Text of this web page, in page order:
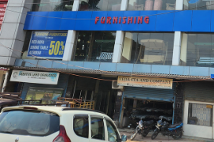
के साथ मनाया गया शिक्षक दिवस
ByGoutam
Published on:September 7, 2024